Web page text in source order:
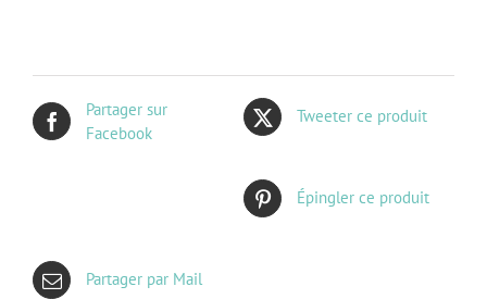
Partager sur
Facebook
Tweeter ce produit
Épingler ce produit
Partager par Mail